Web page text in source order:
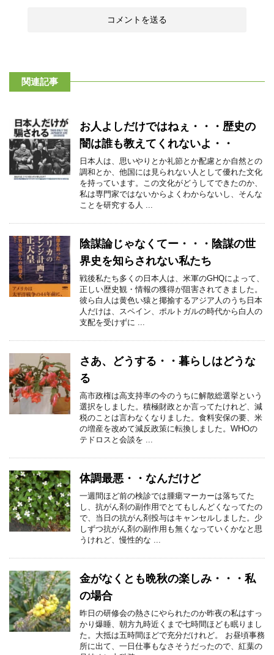
関連記事
お人よしだけではねぇ・・・歴史の
闇は誰も教えてくれないよ・・
日本人は、思いやりとか礼節とか配慮とか自然との
調和とか、他国には見られない人として優れた文化
を持っています。この文化がどうしてできたのか、
私は専門家ではないからよくわからないし、そんな
ことを研究する人 ...
陰謀論じゃなくてー・・・陰謀の世
界史を知らされない私たち
戦後私たち多くの日本人は、米軍のGHQによって、
正しい歴史観・情報の獲得が阻害されてきました。
彼ら白人は黄色い猿と揶揄するアジア人のうち日本
人だけは、スペイン、ポルトガルの時代から白人の
支配を受けずに ...
さあ、どうする・・暮らしはどうな
る
高市政権は高支持率の今のうちに解散総選挙という
選択をしました。積極財政とか言ってたけれど、減
税のことは言わなくなりました。食料安保の要、米
の増産を改めて減反政策に転換しました。WHOの
テドロスと会談を ...
体調最悪・・なんだけど
一週間ほど前の検診では腫瘍マーカーは落ちてた
し、抗がん剤の副作用でとてもしんどくなってたの
で、当日の抗がん剤投与はキャンセルしました。少
しずつ抗がん剤の副作用も無くなっていくかなと思
うけれど、慢性的な ...
金がなくとも晩秋の楽しみ・・・私
の場合
昨日の研修会の熱さにやられたのか昨夜の私はすっ
かり爆睡、朝方九時近くまで七時間ほども眠りまし
た。大抵は五時間ほどで充分だけれど。 お昼頃事務
所に出て、一日仕事もなさそうだったので、紅葉の